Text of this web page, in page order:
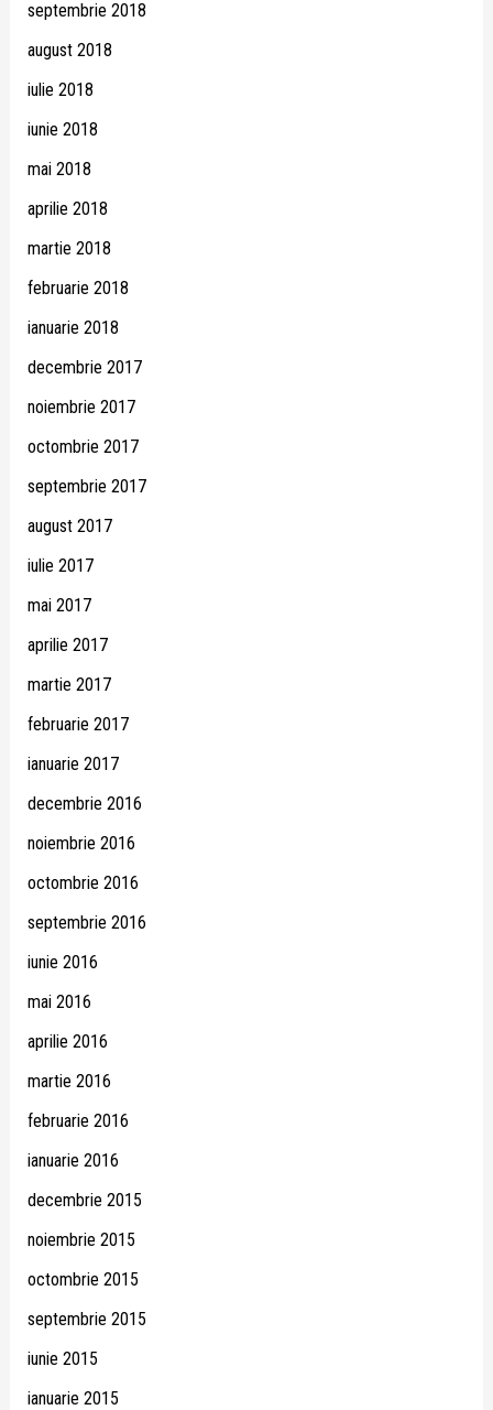
septembrie 2018
august 2018
iulie 2018
iunie 2018
mai 2018
aprilie 2018
martie 2018
februarie 2018
ianuarie 2018
decembrie 2017
noiembrie 2017
octombrie 2017
septembrie 2017
august 2017
iulie 2017
mai 2017
aprilie 2017
martie 2017
februarie 2017
ianuarie 2017
decembrie 2016
noiembrie 2016
octombrie 2016
septembrie 2016
iunie 2016
mai 2016
aprilie 2016
martie 2016
februarie 2016
ianuarie 2016
decembrie 2015
noiembrie 2015
octombrie 2015
septembrie 2015
iunie 2015
ianuarie 2015